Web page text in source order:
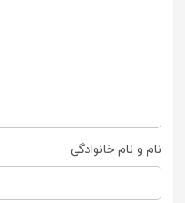
نام و نام خانوادگی